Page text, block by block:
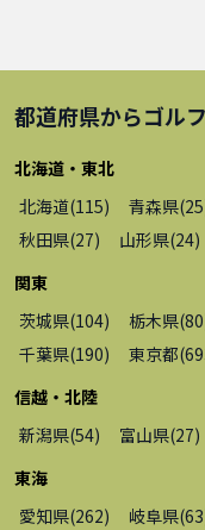
都道府県からゴル
北海道・東北
北海道(115) 青森県(25
秋田県(27) 山形県(24)
関東
茨城県(104) 栃木県(80
千葉県(190) 東京都(
信越・北陸
新潟県(54) 富山県(27)
東海
愛知県(262) 岐阜県(63